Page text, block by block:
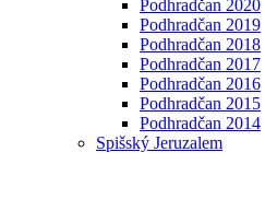
Podhradčan 2020
Podhradčan 2019
Podhradčan 2018
Podhradčan 2017
Podhradčan 2016
Podhradčan 2015
Podhradčan 2014
Spišský Jeruzalem